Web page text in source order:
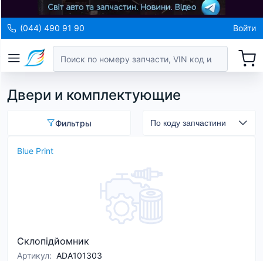
(044) 490 91 90 Войти
Двери и комплектующие
Фильтры
Blue Print
Склопідйомник
Артикул: ADA101303